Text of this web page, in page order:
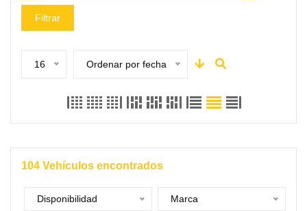
Filtrar
16 Ordenar por fecha
104 Vehículos encontrados
Disponibilidad Marca